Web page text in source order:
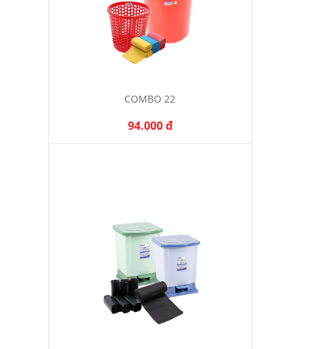
COMBO 22
94.000 đ